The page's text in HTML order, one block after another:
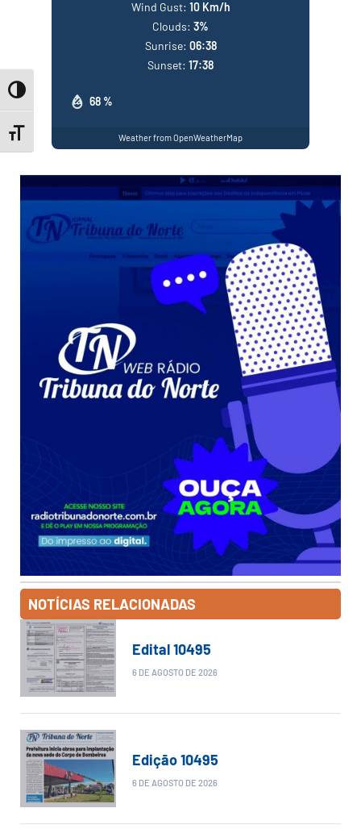
Toggle High Contrast
Toggle Font size
68 %
Wind Gust: 10 Km/h
Clouds: 3%
Sunrise: 06:38
Sunset: 17:38
Weather from OpenWeatherMap
NOTÍCIAS RELACIONADAS
Edital 10495
6 DE AGOSTO DE 2026
Edição 10495
6 DE AGOSTO DE 2026